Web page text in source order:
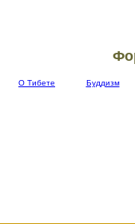
О Тибете Буддизм